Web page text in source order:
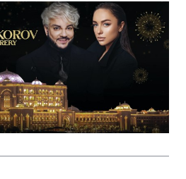
VOMMULI:
В САМОМ СЕРДЦЕ